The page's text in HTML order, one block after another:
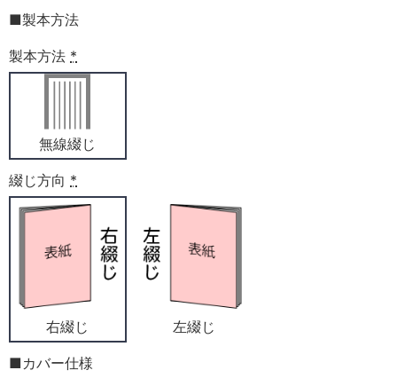
■製本方法
製本方法 *
無線綴じ
綴じ方向 *
右綴じ 左綴じ
■カバー仕様